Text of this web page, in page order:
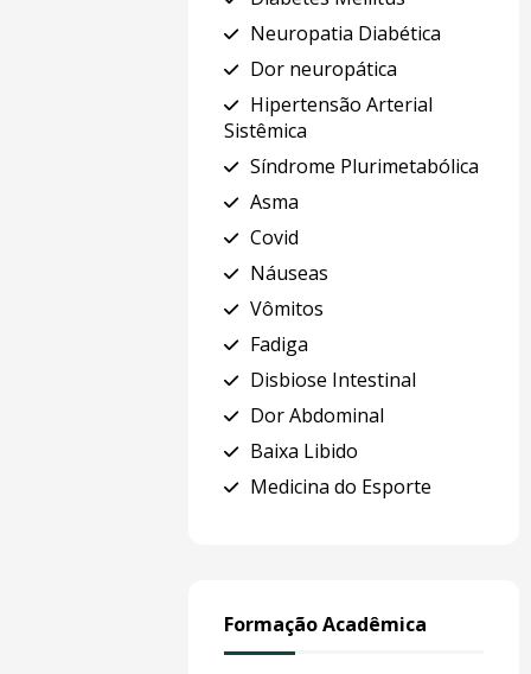
Neuropatia Diabética
Dor neuropática
Hipertensão Arterial
Sistêmica
Síndrome Plurimetabólica
Asma
Covid
Náuseas
Vômitos
Fadiga
Disbiose Intestinal
Dor Abdominal
Baixa Libido
Medicina do Esporte
Formação Acadêmica